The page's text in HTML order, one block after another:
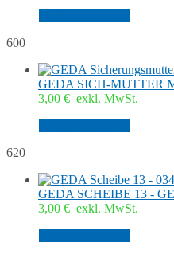
600
GEDA SICH-MUTTER
3,00 € exkl. MwSt.
620
GEDA SCHEIBE 13 -
3,00 € exkl. MwSt.